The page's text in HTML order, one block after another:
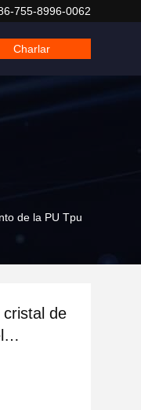
755-8996-0062
Charlar
de la PU Tpu
cristal de
la